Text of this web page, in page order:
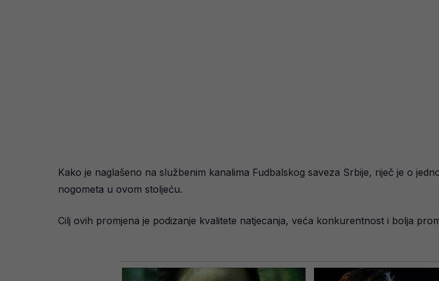
Kako je naglašeno na službenim kanalima Fudbalskog saveza Srbije, riječ je o
nogometa u ovom stoljeću.
Cilj ovih promjena je podizanje kvalitete natjecanja, veća konkurentnost i bolja